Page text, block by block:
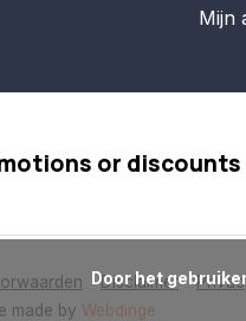
Mijn
or discounts
Disclaimer
made by Webdinge
      Door het gebruiken van onze website, ga je akkoord met het gebruik van cookies om onze website te verbeteren.